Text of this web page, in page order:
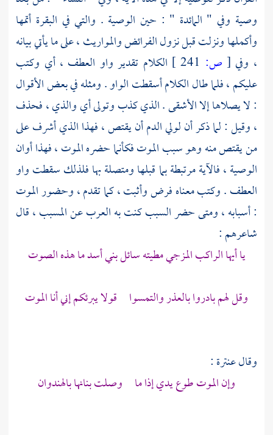
وصية وفي " المائدة " : حين الوصية . والتي في البقرة أتمها
وأكملها ونزلت قبل نزول الفرائض والمواريث ، على ما يأتي بيانه
، وفي [ ص:
الكلام تقدير واو العطف ، أي وكتب
عليكم ، فلما طال الكلام أسقطت الواو . ومثله في بعض الأقوال
: لا يصلاها إلا الأشقى . الذي كذب وتولى أي والذي ، فحذف
، وقيل : لما ذكر أن لولي الدم أن يقتص ، فهذا الذي أشرف على
من يقتص منه وهو سبب الموت فكأنما حضره الموت ، فهذا أوان
الوصية ، فالآية مرتبطة بما قبلها ومتصلة بها فلذلك سقطت واو
العطف . وكتب معناه فرض وأثبت ، كما تقدم ، وحضور الموت
: أسبابه ، ومتى حضر السبب كنت به العرب عن المسبب ، قال
شاعرهم :
يا أيها الراكب المزجي مطيته سائل بني أسد ما هذه الصوت
وقل لهم بادروا بالعذر والتمسوا قولا يبرئكم إني أنا الموت
وقالعنترة:
وإن الموت طوع يدي إذا ما وصلت بنانها بالهندوان